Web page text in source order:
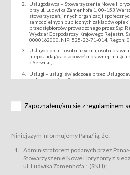
Usługodawca – Stowarzyszenie Nowe
przy ul. Ludwika Zamenhofa 1, 00-153
stowarzyszeń, innych organizacji
samodzielnych publicznych zakładów
przedsiębiorców prowadzonego przez Sąd
Wydział Gospodarczy Krajowego Rejestru
0000162000, NIP: 525-22-71-014, Regon:
Usługobiorca – osoba fizyczna, osoba
nieposiadająca osobowości prawnej, mająca
z Serwisu;
Usługi – usługi świadczone przez
wykorzystaniem Serwisu;
za pośrednictwem Serwisu;
podmiotom z branży mediów i filmowej
Bilety – wybrane dokumenty
Usługodawcą i uprawniające do wzięcia
przewidziane przez Usługodawcę dla
do uczestnictwa w wielu albo w
Zapoznałem/am się z regulaminem
Niniejszym informujemy Pana/-ią, że:
Administratorem podanych przez
Stowarzyszenie Nowe Horyzonty z
ul. Ludwika Zamenhofa 1 (SNH);